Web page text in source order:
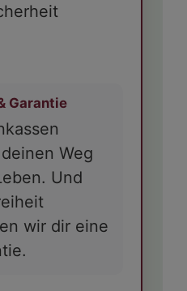
Garantie
Weg
Und
wir dir eine